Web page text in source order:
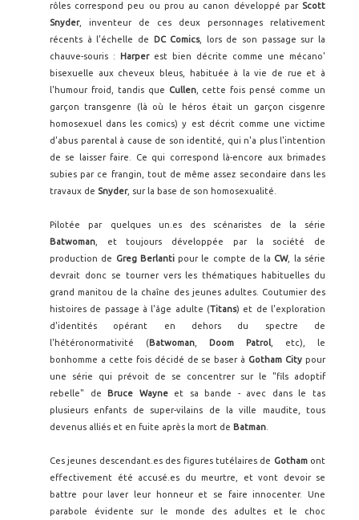
rôles correspond peu ou prou au canon développé par Scott
Snyder, inventeur de ces deux personnages relativement
récents à l'échelle de
DC Comics, lors de son passage sur la
chauve-souris :
Harperest bien décrite comme une mécano'
bisexuelle aux cheveux bleus, habituée à la vie de rue et à
l'humour froid, tandis que Cullen, cette fois pensé comme un
garçon transgenre (là où le héros était un garçon cisgenre
homosexuel dans les comics) y est décrit comme une victime
d'abus parental à cause de son identité, qui n'a plus l'intention
de se laisser faire. Ce qui correspond là-encore aux brimades
subies par ce frangin, tout de même assez secondaire dans les
travaux de Snyder, sur la base de son homosexualité.
Pilotée par quelques un.es des scénaristes de la série
Batwoman , et toujours développée par la société de
production de Greg Berlantipour le compte de la CW, la série
devrait donc se tourner vers les thématiques habituelles du
grand manitou de la chaîne des jeunes adultes. Coutumier des
histoires de passage à l'âge adulte (Titans) et de l'exploration
d'identités opérant en dehors du spectre de
l'hétéronormativité (Batwoman Doom Patrol , etc), le
bonhomme a cette fois décidé de se baser à Gotham City pour
une série qui prévoit de se concentrer sur le "fils adoptif
rebelle" de
Bruce Wayneet sa bande - avec dans le tas
plusieurs enfants de super-vilains de la ville maudite, tous
devenus alliés et en fuite après la mort de Batman
Ces jeunes descendant.es des figures tutélaires de Gothamont
effectivement été accusé.es du meurtre, et vont devoir se
battre pour laver leur honneur et se faire innocenter. Une
parabole évidente sur le monde des adultes et le choc